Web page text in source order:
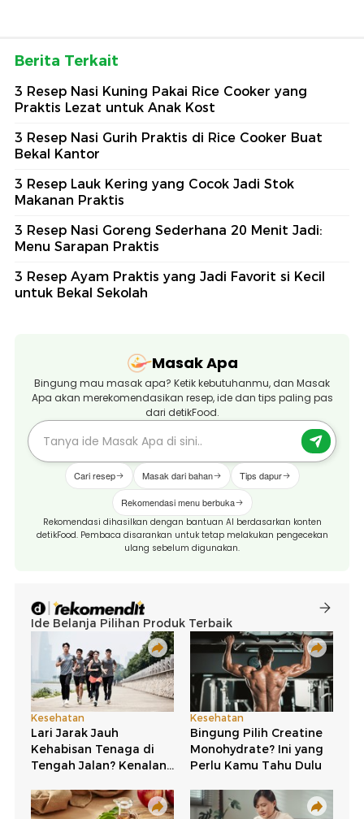
Berita Terkait
3 Resep Nasi Kuning Pakai Rice Cooker yang
Praktis Lezat untuk Anak Kost
3 Resep Nasi Gurih Praktis di Rice Cooker Buat
Bekal Kantor
3 Resep Lauk Kering yang Cocok Jadi Stok
Makanan Praktis
3 Resep Nasi Goreng Sederhana 20 Menit Jadi:
Menu Sarapan Praktis
3 Resep Ayam Praktis yang Jadi Favorit si Kecil
untuk Bekal Sekolah
Masak Apa
Bingung mau masak apa? Ketik kebutuhanmu, dan Masak
Apa akan merekomendasikan resep, ide dan tips paling pas
dari detikFood.
Cari resep Masak dari bahan Tips dapur
Rekomendasi menu berbuka
Rekomendasi dihasilkan dengan bantuan AI berdasarkan konten
detikFood. Pembaca disarankan untuk tetap melakukan pengecekan
ulang sebelum digunakan.